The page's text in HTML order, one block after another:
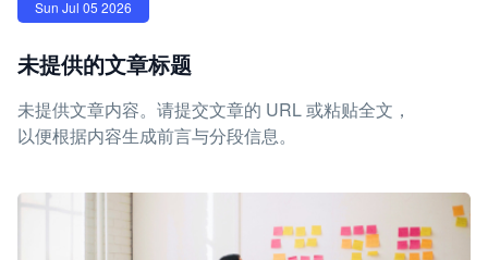
Sun Jul 05 2026
未提供的文章标题
未提供文章内容。请提交文章的 URL 或粘贴全文，
以便根据内容生成前言与分段信息。